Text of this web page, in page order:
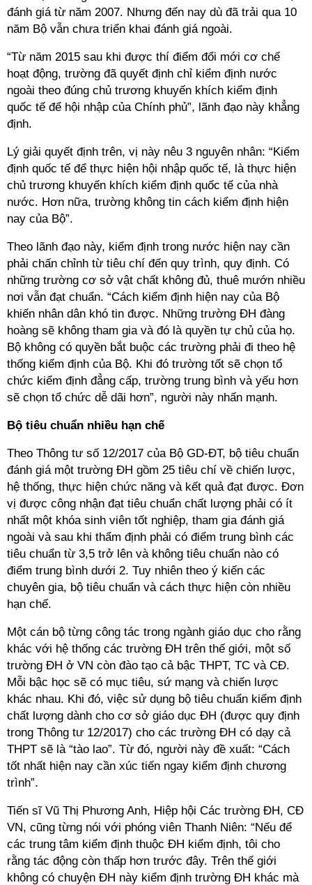
đánh giá từ năm 2007. Nhưng đến nay dù đã trải qua 10
năm Bộ vẫn chưa triển khai đánh giá ngoài.
“Từ năm 2015 sau khi được thí điểm đổi mới cơ chế
hoạt động, trường đã quyết định chỉ kiểm định nước
ngoài theo đúng chủ trương khuyến khích kiểm định
quốc tế để hội nhập của Chính phủ”, lãnh đạo này khẳng
định.
Lý giải quyết định trên, vị này nêu 3 nguyên nhân: “Kiểm
định quốc tế để thực hiện hội nhập quốc tế, là thực hiện
chủ trương khuyến khích kiểm định quốc tế của nhà
nước. Hơn nữa, trường không tin cách kiểm định hiện
nay của Bộ”.
Theo lãnh đạo này, kiểm định trong nước hiện nay cần
phải chấn chỉnh từ tiêu chí đến quy trình, quy định. Có
những trường cơ sở vật chất không đủ, thuê mướn nhiều
nơi vẫn đạt chuẩn. “Cách kiểm định hiện nay của Bộ
khiến nhân dân khó tin được. Những trường ĐH đàng
hoàng sẽ không tham gia và đó là quyền tự chủ của họ.
Bộ không có quyền bắt buộc các trường phải đi theo hệ
thống kiểm định của Bộ. Khi đó trường tốt sẽ chọn tổ
chức kiểm định đẳng cấp, trường trung bình và yếu hơn
sẽ chọn tổ chức dễ dãi hơn”, người này nhấn mạnh.
Bộ tiêu chuẩn nhiều hạn chế
Theo Thông tư số 12/2017 của Bộ GD-ĐT, bộ tiêu chuẩn
đánh giá một trường ĐH gồm 25 tiêu chí về chiến lược,
hệ thống, thực hiện chức năng và kết quả đạt được. Đơn
vị được công nhận đạt tiêu chuẩn chất lượng phải có ít
nhất một khóa sinh viên tốt nghiệp, tham gia đánh giá
ngoài và sau khi thẩm định phải có điểm trung bình các
tiêu chuẩn từ 3,5 trở lên và không tiêu chuẩn nào có
điểm trung bình dưới 2. Tuy nhiên theo ý kiến các
chuyên gia, bộ tiêu chuẩn và cách thực hiện còn nhiều
hạn chế.
Một cán bộ từng công tác trong ngành giáo dục cho rằng
khác với hệ thống các trường ĐH trên thế giới, một số
trường ĐH ở VN còn đào tạo cả bậc THPT, TC và CĐ.
Mỗi bậc học sẽ có mục tiêu, sứ mạng và chiến lược
khác nhau. Khi đó, việc sử dụng bộ tiêu chuẩn kiểm định
chất lượng dành cho cơ sở giáo dục ĐH (được quy định
trong Thông tư 12/2017) cho các trường ĐH có dạy cả
THPT sẽ là “tào lao”. Từ đó, người này đề xuất: “Cách
tốt nhất hiện nay cần xúc tiến ngay kiểm định chương
trình”.
Tiến sĩ Vũ Thị Phương Anh, Hiệp hội Các trường ĐH, CĐ
VN, cũng từng nói với phóng viên Thanh Niên: “Nếu để
các trung tâm kiểm định thuộc ĐH kiểm định, tôi cho
rằng tác động còn thấp hơn trước đây. Trên thế giới
không có chuyện ĐH này kiểm định trường ĐH khác mà